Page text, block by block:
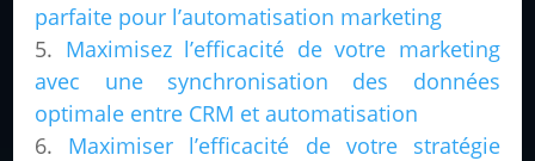
parfaite pour l’automatisation marketing
Maximisez l’efficacité de votre marketing
avec une synchronisation des données
optimale entre CRM et automatisation
Maximiser l’efficacité de votre stratégie